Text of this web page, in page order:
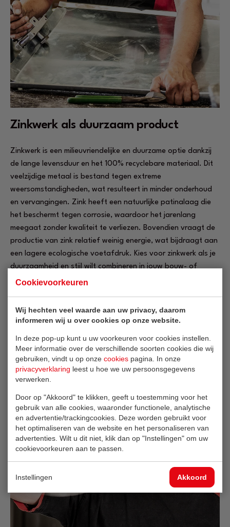
Cookievoorkeuren
Wij hechten veel waarde aan uw privacy, daarom
informeren wij u over cookies op onze website.
In deze pop-up kunt u uw voorkeuren voor cookies instellen.
Meer informatie over de verschillende soorten cookies die wij
gebruiken, vindt u op onze cookies pagina. In onze
privacyverklaring leest u hoe we uw persoonsgegevens
verwerken.
Door op "Akkoord" te klikken, geeft u toestemming voor het
gebruik van alle cookies, waaronder functionele, analytische
en advertentie/trackingcookies. Deze worden gebruikt voor
het optimaliseren van de website en het personaliseren van
advertenties. Wilt u dit niet, klik dan op "Instellingen" om uw
cookievoorkeuren aan te passen.
Instellingen Akkoord
Zinkwerk als duurzaam product
Zinkwerk is een milieuvriendelijke en duurzame optie dankzij
de lange levensduur en het 100% recyclebare materiaal. Dit
veelzijdige metaal is bestand tegen extreme
weersomstandigheden, wat resulteert in minder onderhoud
en vervangingen. Zink heeft een natuurlijke patinalaag die
het beschermt tegen corrosie, waardoor het jarenlang
meegaat zonder kwaliteit te verliezen. Bovendien vraagt de
productie van zink relatief weinig energie, wat bijdraagt aan
een lagere ecologische voetafdruk. Kies voor zinkwerk als je
duurzaamheid en stijl wilt combineren in jouw bouw- of
renovatieproject.